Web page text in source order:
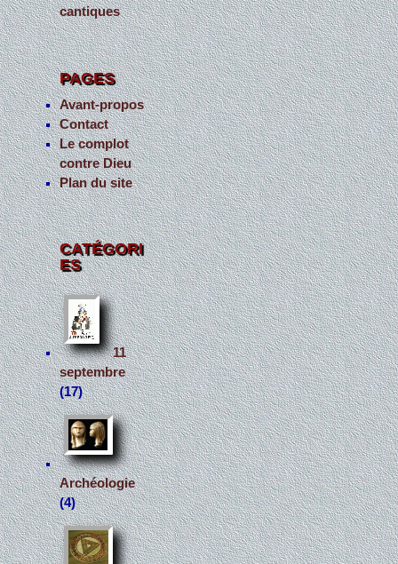
cantiques
PAGES
Avant-propos
Contact
Le complot
contre Dieu
Plan du site
CATÉGORI
ES
11
septembre
(17)
Archéologie
(4)